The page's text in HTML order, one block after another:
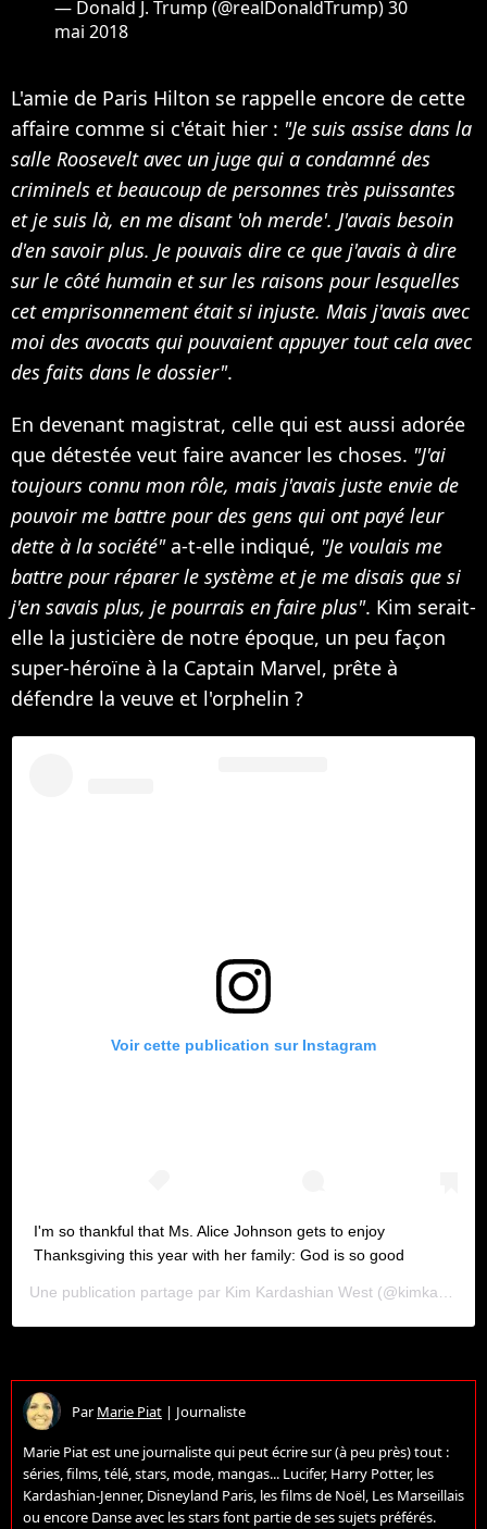
— Donald J. Trump (@realDonaldTrump)30
mai 2018
L'amie de Paris Hilton se rappelle encore de cette
affaire comme si c'était hier : "Je suis assise dans la
salle Roosevelt avec un juge qui a condamné des
criminels et beaucoup de personnes très puissantes
et je suis là, en me disant 'oh merde'. J'avais besoin
d'en savoir plus. Je pouvais dire ce que j'avais à dire
sur le côté humain et sur les raisons pour lesquelles
cet emprisonnement était si injuste. Mais j'avais avec
moi des avocats qui pouvaient appuyer tout cela avec
des faits dans le dossier".
En devenant magistrat, celle qui est aussi adorée
que détestée veut faire avancer les choses. "J'ai
toujours connu mon rôle, mais j'avais juste envie de
pouvoir me battre pour des gens qui ont payé leur
dette à la société"a-t-elle indiqué, "Je voulais me
battre pour réparer le système et je me disais que si
j'en savais plus, je pourrais en faire plus". Kim serait-
elle la justicière de notre époque, un peu façon
super-héroïne à la Captain Marvel, prête à
défendre la veuve et l'orphelin ?
Voir cette publication sur Instagram
I'm so thankful that Ms. Alice Johnson gets to enjoy
Thanksgiving this year with her family: God is so good
Une publication partage par Kim Kardashian West (@kimkardashian) le
ParMarie Piat | Journaliste
Marie Piat est une journaliste qui peut écrire sur (à peu près) tout :
séries, films, télé, stars, mode, mangas... Lucifer, Harry Potter, les
Kardashian-Jenner, Disneyland Paris, les films de Noël, Les Marseillais
ou encore Danse avec les stars font partie de ses sujets préférés.